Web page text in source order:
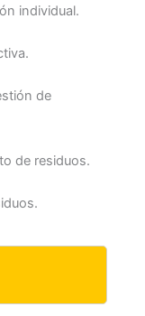
individual.
de
de residuos.